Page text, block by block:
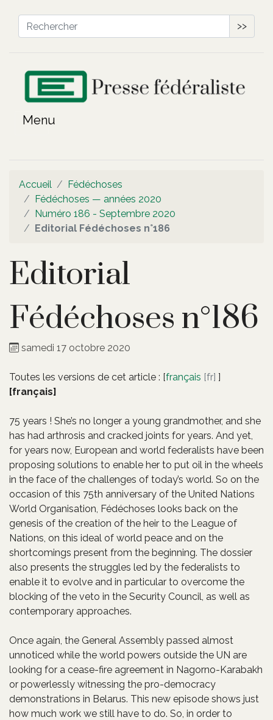
>>
Accueil
Fédéchoses
Fédéchoses — années 2020
Numéro 186 - Septembre 2020
Editorial Fédéchoses n°186
Editorial
Fédéchoses n°186
samedi 17 octobre 2020
Toutes les versions de cet article : [français
]
[français]
75 years ! She’s no longer a young grandmother, and she
has had arthrosis and cracked joints for years. And yet,
for years now, European and world federalists have been
proposing solutions to enable her to put oil in the wheels
in the face of the challenges of today’s world. So on the
occasion of this 75th anniversary of the United Nations
World Organisation, Fédéchoses looks back on the
genesis of the creation of the heir to the League of
Nations, on this ideal of world peace and on the
shortcomings present from the beginning. The dossier
also presents the struggles led by the federalists to
enable it to evolve and in particular to overcome the
blocking of the veto in the Security Council, as well as
contemporary approaches.
Once again, the General Assembly passed almost
unnoticed while the world powers outside the UN are
looking for a cease-fire agreement in Nagorno-Karabakh
or powerlessly witnessing the pro-democracy
demonstrations in Belarus. This new episode shows just
how much work we still have to do. So, in order to